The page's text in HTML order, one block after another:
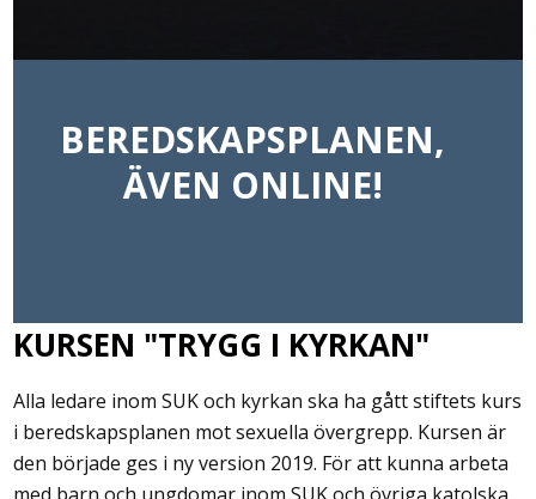
BEREDSKAPSPLANEN,
ÄVEN ONLINE!
KURSEN "TRYGG I KYRKAN"
Alla ledare inom SUK och kyrkan ska ha gått stiftets kurs
i beredskapsplanen mot sexuella övergrepp. Kursen är
den började ges i ny version 2019. För att kunna arbeta